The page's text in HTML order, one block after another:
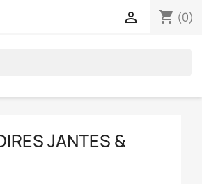
shopping_cart (0)

JANTES &